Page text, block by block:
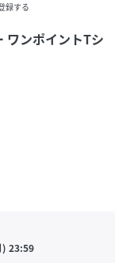
録する
ワンポイントTシ
23:59